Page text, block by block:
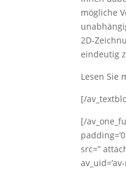
mögliche
2D-
eindeutig
Lesen Sie
[/
[/
src=”